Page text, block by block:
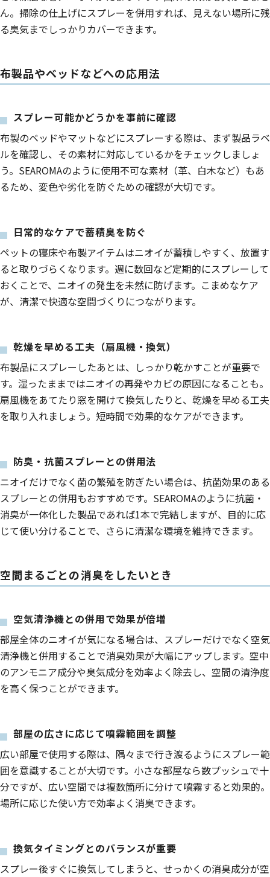
ん。掃除の仕上げにスプレーを併用すれば、見えない場所に残
る臭気までしっかりカバーできます。
布製品やベッドなどへの応用法
スプレー可能かどうかを事前に確認
布製のベッドやマットなどにスプレーする際は、まず製品ラベ
ルを確認し、その素材に対応しているかをチェックしましょ
う。SEAROMAのように使用不可な素材（革、白木など）もあ
るため、変色や劣化を防ぐための確認が大切です。
日常的なケアで蓄積臭を防ぐ
ペットの寝床や布製アイテムはニオイが蓄積しやすく、放置す
ると取りづらくなります。週に数回など定期的にスプレーして
おくことで、ニオイの発生を未然に防げます。こまめなケア
が、清潔で快適な空間づくりにつながります。
乾燥を早める工夫（扇風機・換気）
布製品にスプレーしたあとは、しっかり乾かすことが重要で
す。湿ったままではニオイの再発やカビの原因になることも。
扇風機をあてたり窓を開けて換気したりと、乾燥を早める工夫
を取り入れましょう。短時間で効果的なケアができます。
防臭・抗菌スプレーとの併用法
ニオイだけでなく菌の繁殖を防ぎたい場合は、抗菌効果のある
スプレーとの併用もおすすめです。SEAROMAのように抗菌・
消臭が一体化した製品であれば1本で完結しますが、目的に応
じて使い分けることで、さらに清潔な環境を維持できます。
空間まるごとの消臭をしたいとき
空気清浄機との併用で効果が倍増
部屋全体のニオイが気になる場合は、スプレーだけでなく空気
清浄機と併用することで消臭効果が大幅にアップします。空中
のアンモニア成分や臭気成分を効率よく除去し、空間の清浄度
を高く保つことができます。
部屋の広さに応じて噴霧範囲を調整
広い部屋で使用する際は、隅々まで行き渡るようにスプレー範
囲を意識することが大切です。小さな部屋なら数プッシュで十
分ですが、広い空間では複数箇所に分けて噴霧すると効果的。
場所に応じた使い方で効率よく消臭できます。
換気タイミングとのバランスが重要
スプレー後すぐに換気してしまうと、せっかくの消臭成分が空